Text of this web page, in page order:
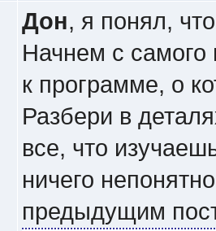
Дон, я понял,
Начнем с самого
к программе, о
Разбери в
все, что
ничего
предыдущим